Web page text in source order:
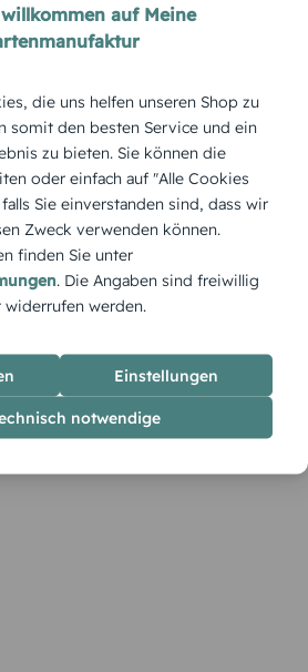
Geburtstag Aquarell
Kleckse auf weißem Grund –
die das Leben bunt sehen.
auf Meine
die uns helfen unseren Shop zu
somit den besten Service und ein
zu bieten. Sie können die
oder einfach auf "Alle Cookies
Sie einverstanden sind, dass wir
Zweck verwenden können.
finden Sie unter
. Die Angaben sind freiwillig
werden.
Einstellungen
notwendige